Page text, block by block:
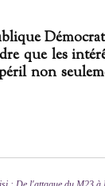
que les
non